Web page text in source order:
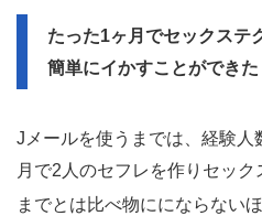
たった1ヶ月でセックステ
簡単にイかすことができた
Jメールを使うまでは、経験人
月で2人のセフレを作りセッ
までとは比べ物ににならない